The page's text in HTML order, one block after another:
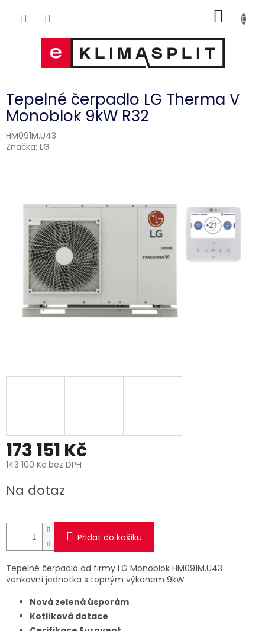
KOŠÍK
Tepelné čerpadlo LG Therma V
Monoblok 9kW R32
HM091M.U43
Značka: LG
173 151 Kč
143 100 Kč bez DPH
cena:
Na dotaz
Přidat do košíku
Tepelné čerpadlo od firmy LG Monoblok HM091M.U43
venkovní jednotka s topným výkonem 9kW
Nová zelená úsporám
Kotlíková dotace